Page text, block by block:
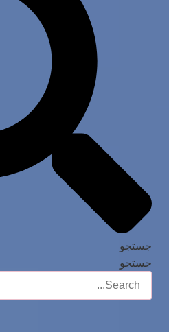
جستجو
جستجو